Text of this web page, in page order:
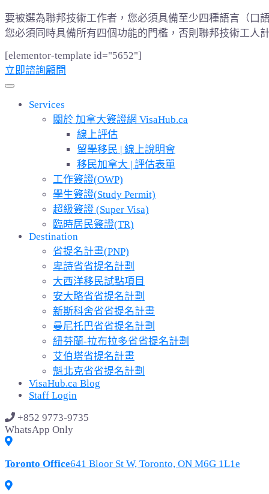
要被選為聯邦技術工作者，您必須具備至少四種語言（口
您必須同時具備所有四個功能的門檻，否則聯邦技術工
[elementor-template id="5652"]
立即諮詢顧問
Services
關於 加拿大簽證網 VisaHub.ca
線上評估
留學移民 | 線上說明會
移民加拿大 | 評估表單
工作簽證(OWP)
學生簽證(Study Permit)
超級簽證 (Super Visa)
臨時居民簽證(TR)
Destination
省提名計畫(PNP)
卑詩省省提名計劃
大西洋移民試點項目
安大略省省提名計劃
新斯科舍省省提名計畫
曼尼托巴省省提名計劃
紐芬蘭-拉布拉多省省提名計劃
艾伯塔省提名計畫
魁北克省省提名計劃
VisaHub.ca Blog
Staff Login
+852 9773-9735
WhatsApp Only
Toronto Office641 Bloor St W, Toronto, ON M6G 1L1e